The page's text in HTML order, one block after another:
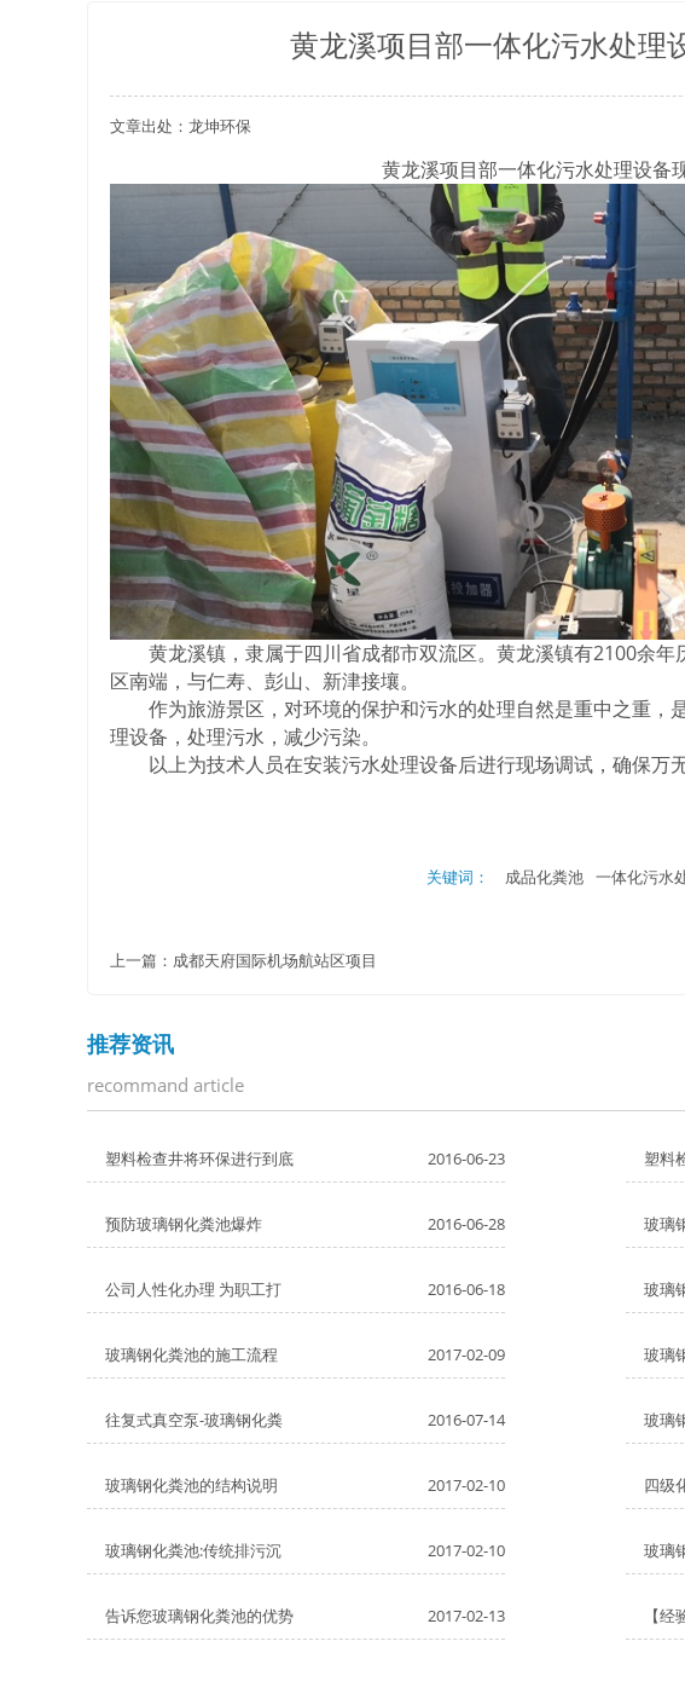
四川玻璃钢化粪池逐渐取代传统玻璃钢化粪池的这几点原因你都记住
关于重庆玻璃钢化粪池的这些基础知识你都记住了吗？
四川玻璃钢化粪池选购时应该如何进行挑选？
在安装绵阳玻璃钢化粪池时可能遇到这些难题
使用成都玻璃钢化粪池的七大好处你都记住了吗？
黄龙溪项目部一体化污水处理
文章出处：龙坤环保
黄龙溪项目部一体化污水处理设备
黄龙溪镇，隶属于四川省成都市双流区。黄龙溪镇有2100余年
区南端，与仁寿、彭山、新津接壤。
作为旅游景区，对环境的保护和污水的处理自然是重中之重，
理设备，处理污水，减少污染。
以上为技术人员在安装污水处理设备后进行现场调试，确保万无
关键词： 成品化粪池 一体化污水
上一篇： 成都天府国际机场航站区项目
推荐资讯
recommand article
塑料检查井将环保进行到底 2016-06-23 塑料
预防玻璃钢化粪池爆炸 2016-06-28 玻璃
公司人性化办理 为职工打 2016-06-18 玻璃
玻璃钢化粪池的施工流程 2017-02-09 玻璃
往复式真空泵-玻璃钢化粪 2016-07-14 玻璃
玻璃钢化粪池的结构说明 2017-02-10 四级
玻璃钢化粪池:传统排污沉 2017-02-10 玻璃
告诉您玻璃钢化粪池的优势 2017-02-13 【